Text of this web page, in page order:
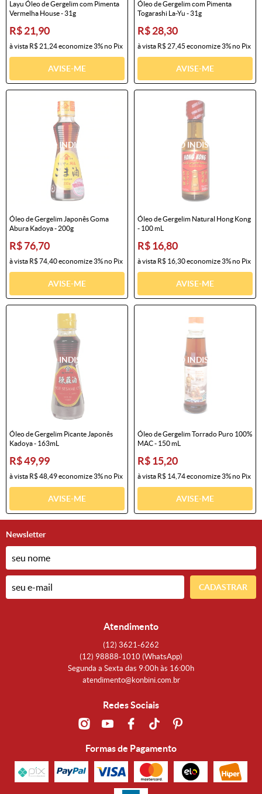
Layu Óleo de Gergelim com Pimenta
Vermelha House - 31g
R$ 21,90
à vista R$ 21,24economize3%no Pix
AVISE-ME
Óleo de Gergelim com Pimenta
Togarashi La-Yu - 31g
R$ 28,30
à vista R$ 27,45 economize3%no Pix
AVISE-ME
Óleo de Gergelim Japonês Goma
Abura Kadoya - 200g
R$ 76,70
à vista R$ 74,40economize3%no Pix
AVISE-ME
Óleo de Gergelim Natural Hong Kong
- 100 mL
R$ 16,80
à vista R$ 16,30economize3%no Pix
AVISE-ME
Óleo de Gergelim Picante Japonês
Kadoya - 163mL
R$ 49,99
à vista R$ 48,49economize3%no Pix
AVISE-ME
Óleo de Gergelim Torrado Puro 100%
MAC - 150 mL
R$ 15,20
à vista R$ 14,74economize3%no Pix
AVISE-ME
Newsletter
CADASTRAR
Atendimento
(12) 3621-6262
(12) 98888-1010 (WhatsApp)
Segunda a Sexta das 9:00h às 16:00h
atendimento@konbini.com.br
Redes Sociais
Formas de Pagamento